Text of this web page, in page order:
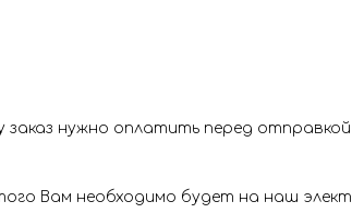
нужно оплатить перед
Вам необходимо будет на наш